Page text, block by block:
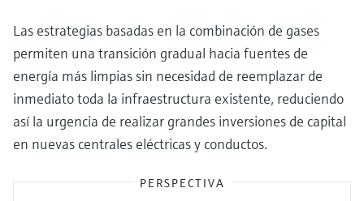
Las estrategias basadas en la combinación de gases
permiten una transición gradual hacia fuentes de
energía más limpias sin necesidad de reemplazar de
inmediato toda la infraestructura existente, reduciendo
así la urgencia de realizar grandes inversiones de capital
en nuevas centrales eléctricas y conductos.
PERSPECTIVA